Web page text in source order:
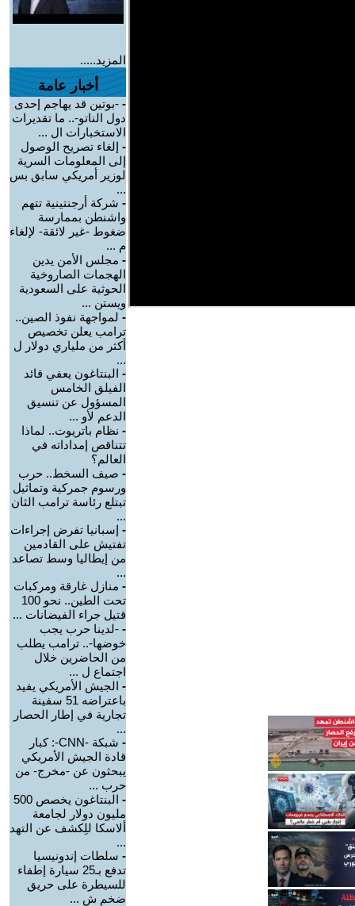
المزيد.....
أخبار عامة
- -بوتين قد يهاجم إحدى
دول الناتو-.. ما تقديرات
الاستخبارات ال ...
- إلغاء تصريح الوصول
إلى المعلومات السرية
لوزير أمريكي سابق بس
...
- شركة أرجنتينية تتهم
واشنطن بممارسة
ضغوط -غير لائقة- لإلغاء
م ...
- مجلس الأمن يدين
الهجمات الصاروخية
الحوثية على السعودية
ويستن ...
- لمواجهة نفوذ الصين..
ترامب يعلن تخصيص
أكثر من ملياري دولار ل
...
- البنتاغون يعفي قائد
الفيلق الخامس
المسؤول عن تنسيق
الدعم لأو ...
- نظام باتريوت.. لماذا
تتناقص إمداداته في
العالم؟
- صيف السخط.. حرب
ورسوم جمركية وتماثيل
تبتلع رئاسة ترامب الثان
...
- إسبانيا تفرض إجراءات
تفتيش على القادمين
من إيطاليا وسط تصاعد
...
- منازل غارقة ومركبات
تحت الطين.. نحو 100
قتيل جراء الفيضانات ...
- -لدينا حرب يجب
خوضها-.. ترامب يطلب
من الحاضرين خلال
اجتماع ل ...
- الجيش الأمريكي يفيد
باعتراضه 51 سفينة
تجارية في إطار الحصار
...
-
شبكة -CNN-: كبار
قادة الجيش الأمريكي
يبحثون عن -مخرج- من
حرب ...
-
البنتاغون يخصص 500
مليون دولار لجامعة
ألاسكا للِكشف عن التهد
...
- سلطات إندونيسيا
تدفع بـ25 سيارة إطفاء
للسيطرة على حريق
ضخم ش ...